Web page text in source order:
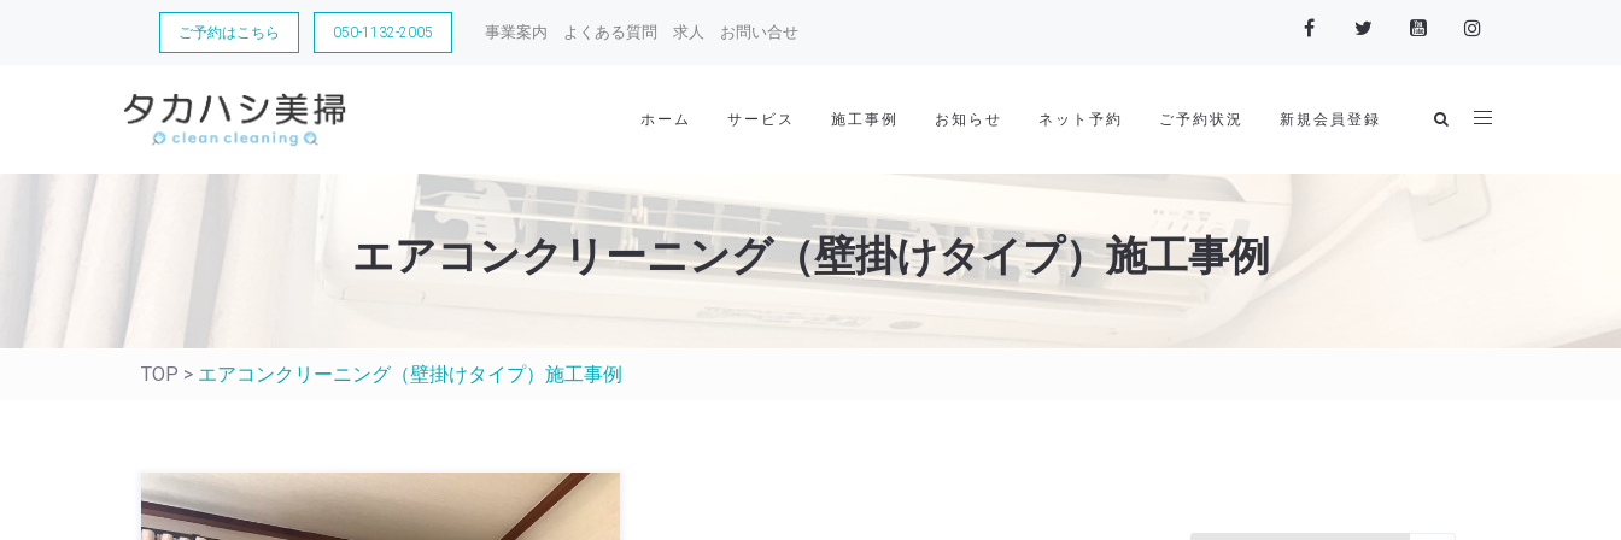
ご予約はこちら 050-1132-2005 事業案内 よくある質問 求人 お問い合せ
ホーム サービス 施工事例 お知らせ ネット予約 ご予約状況 新規会員登録
エアコンクリーニング（壁掛けタイプ）施工事例
TOP > エアコンクリーニング（壁掛けタイプ）施工事例